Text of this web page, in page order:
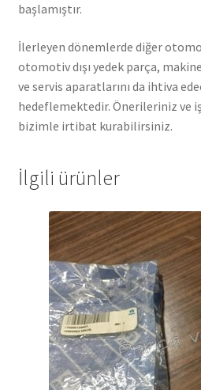
başlamıştır.
İlerleyen dönemlerde diğer
otomotiv dışı yedek parça,
ve servis aparatlarını da ihtiva
hedeflemektedir. Önerileriniz ve
bizimle irtibat kurabilirsiniz.
İlgili ürünler